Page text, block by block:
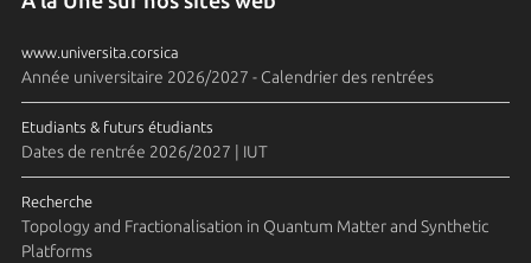
www.universita.corsica
Année universitaire 2026/2027 - Calendrier des rentrées
Etudiants & futurs étudiants
Dates de rentrée 2026/2027 | IUT
Recherche
Topology and Fractionalisation in Quantum Matter and Synthetic
Platforms